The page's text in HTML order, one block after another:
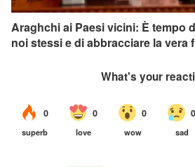
Araghchi ai Paesi vicini: È tempo
noi stessi e di abbracciare la vera